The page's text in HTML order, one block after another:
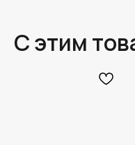
С этим